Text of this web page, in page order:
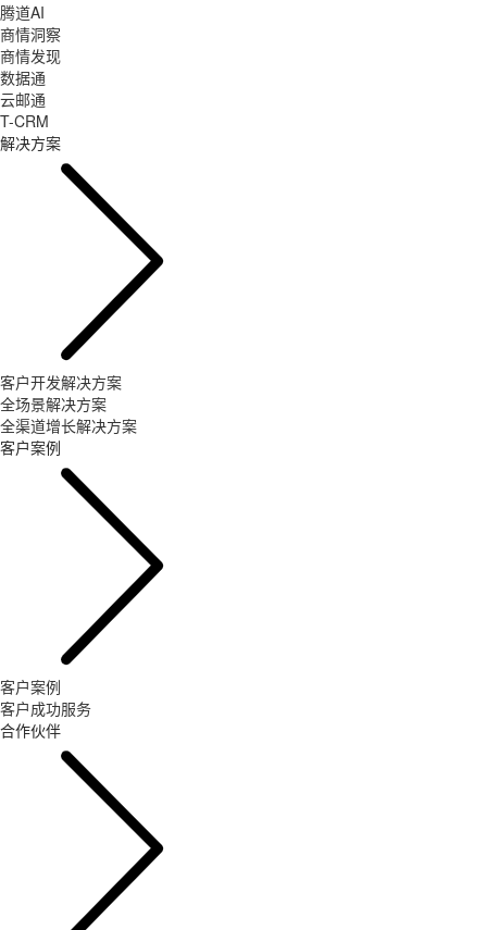
腾道AI
商情洞察
商情发现
数据通
云邮通
T-CRM
解决方案
客户开发解决方案
全场景解决方案
全渠道增长解决方案
客户案例
客户案例
客户成功服务
合作伙伴